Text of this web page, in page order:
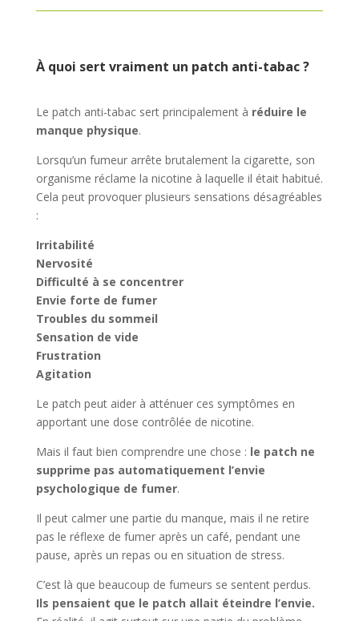
À quoi sert vraiment un patch anti-tabac ?
Le patch anti-tabac sert principalement à réduire le
manque physique.
Lorsqu’un fumeur arrête brutalement la cigarette, son
organisme réclame la nicotine à laquelle il était habitué.
Cela peut provoquer plusieurs sensations désagréables
:
Irritabilité
Nervosité
Difficulté à se concentrer
Envie forte de fumer
Troubles du sommeil
Sensation de vide
Frustration
Agitation
Le patch peut aider à atténuer ces symptômes en
apportant une dose contrôlée de nicotine.
Mais il faut bien comprendre une chose : le patch ne
supprime pas automatiquement l’envie
psychologique de fumer.
Il peut calmer une partie du manque, mais il ne retire
pas le réflexe de fumer après un café, pendant une
pause, après un repas ou en situation de stress.
C’est là que beaucoup de fumeurs se sentent perdus.
Ils pensaient que le patch allait éteindre l’envie.